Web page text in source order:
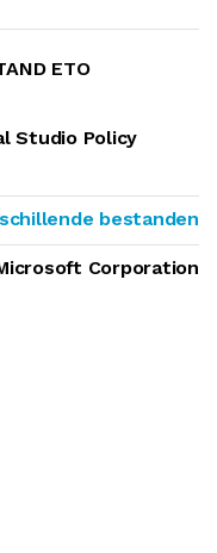
ETO
Studio Policy
bestanden
Corporation